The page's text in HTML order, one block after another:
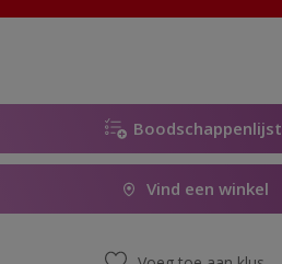
Boodschappenlijst
Vind een winkel